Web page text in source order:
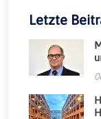
Letzte